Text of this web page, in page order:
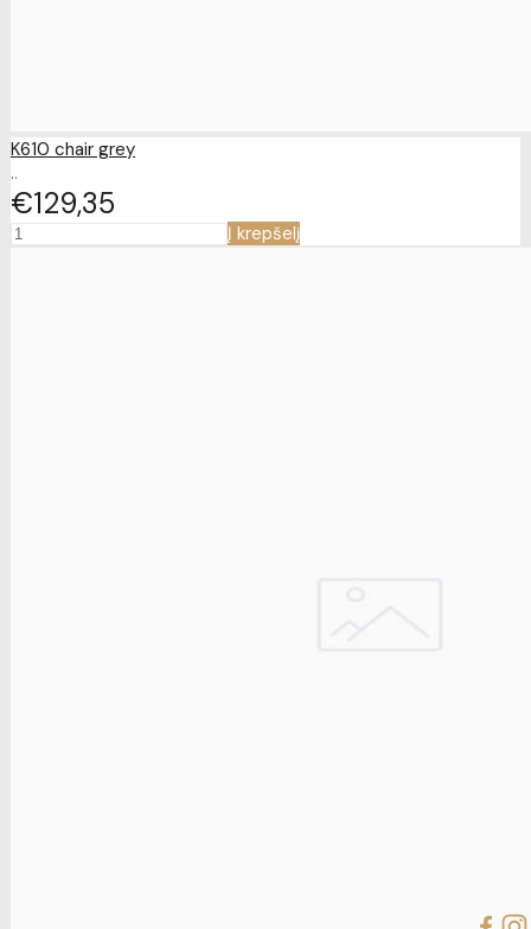
K610 chair grey
..
€12935
Į krepšelį